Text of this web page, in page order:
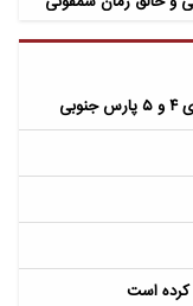
کرده است